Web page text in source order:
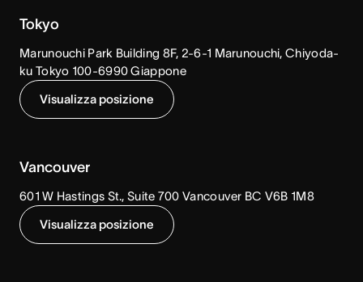
Tokyo
Marunouchi Park Building 8F, 2-6-1 Marunouchi, Chiyoda-
ku Tokyo 100-6990 Giappone
Visualizza posizione
Vancouver
601 W Hastings St., Suite 700 Vancouver BC V6B 1M8
Visualizza posizione